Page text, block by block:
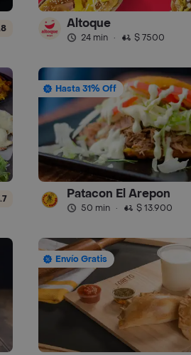
Altoque
24 min · $ 7500
Hasta 31% Off
Patacon El Arepon
50 min · $ 13.900
Envío Gratis